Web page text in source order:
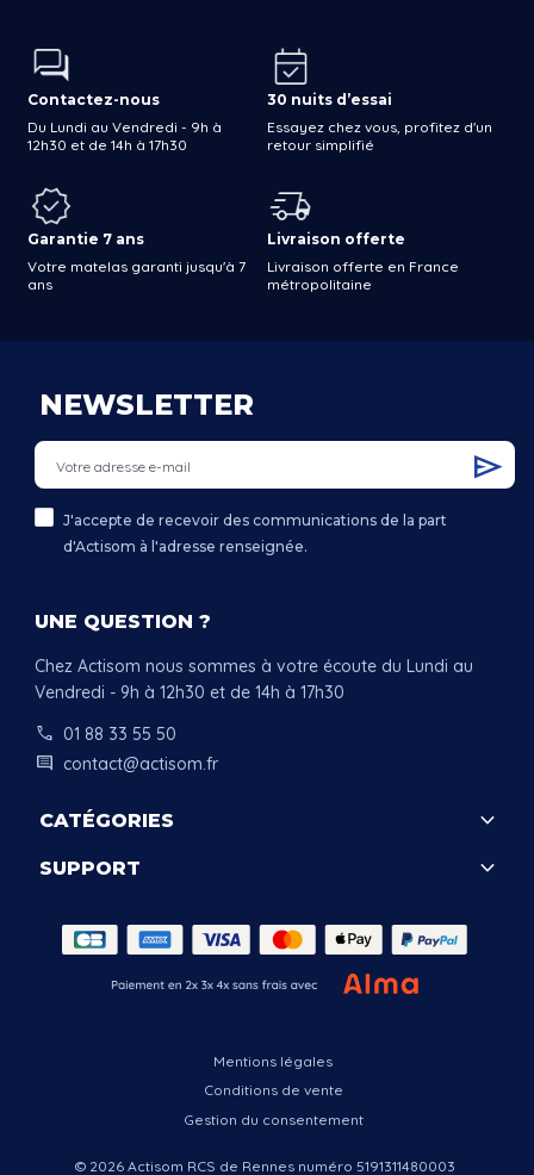
Contactez-nous
Du Lundi au Vendredi - 9h à
12h30 et de 14h à 17h30
30 nuits d’essai
Essayez chez vous, profitez d'un
retour simplifié
Garantie 7 ans
Votre matelas garanti jusqu'à 7
ans
Livraison offerte
Livraison offerte en France
métropolitaine
NEWSLETTER
J'accepte de recevoir des communications de la part
d'Actisom à l'adresse renseignée.
UNE QUESTION ?
Chez Actisom nous sommes à votre écoute du Lundi au
Vendredi - 9h à 12h30 et de 14h à 17h30
call 01 88 33 55 50
comment contact@actisom.fr
CATÉGORIES keyboard_arrow_down
SUPPORT keyboard_arrow_down
© 2026 Actisom RCS de Rennes numéro 5191311480003
Mentions légales
Conditions de vente
Gestion du consentement